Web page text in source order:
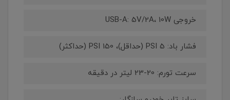
خروجی USB-A: 5V/2A، 10W
فشار باد: 5 PSI (حداقل)، 150 PSI (حداکثر)
سرعت تورم: 20-23 لیتر در دقیقه